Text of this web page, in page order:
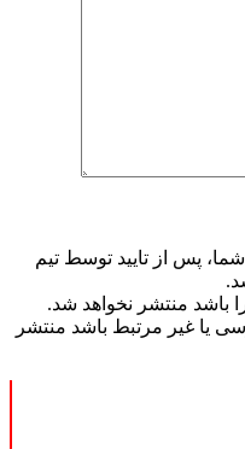
پس از تایید توسط تیم
باشد منتشر نخواهد شد.
یا غیر مرتبط باشد منتشر